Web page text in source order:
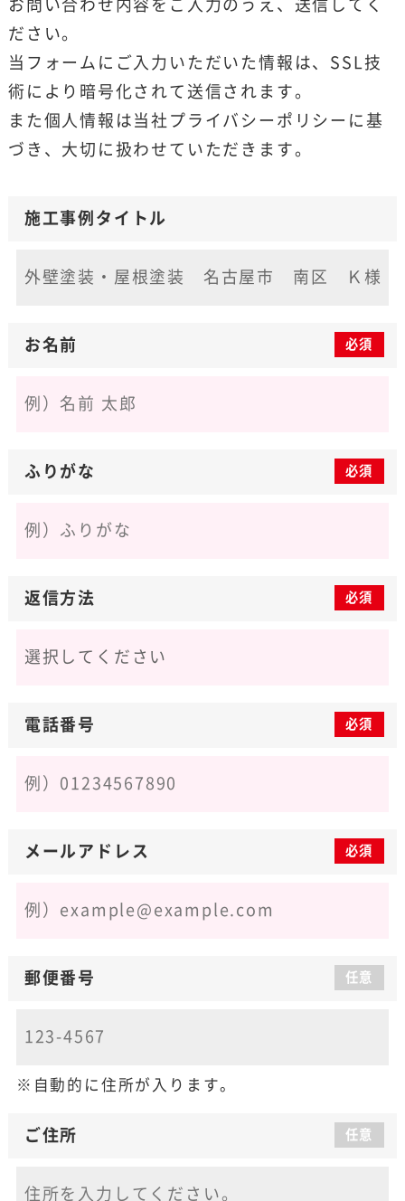
お問い合わせ内容をご入力のうえ、送信してく
ださい。
当フォームにご入力いただいた情報は、SSL技
術により暗号化されて送信されます。
また個人情報は当社 プライバシーポリシー に基
づき、大切に扱わせていただきます。
施工事例タイトル
お名前 必須
ふりがな 必須
返信方法 必須
電話番号 必須
メールアドレス 必須
郵便番号 任意
自動的に住所が入ります。
ご住所 任意